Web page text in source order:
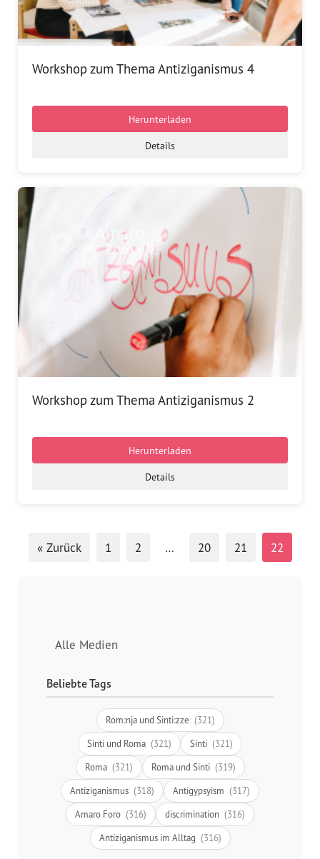
Alle Medien
Beliebte Tags
Rom:nja und Sinti:zze (321)
Sinti und Roma (321) Sinti (321)
Roma (321) Roma und Sinti (319)
Antiziganismus (318) Antigypsyism (317)
Amaro Foro (316) discrimination (316)
Antiziganismus im Alltag (316)
Workshop zum Thema Antiziganismus 4
Herunterladen
Details
Workshop zum Thema Antiziganismus 2
Herunterladen
Details
« Zurück 1 2 … 20 21 22